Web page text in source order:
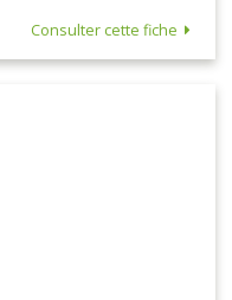
Consulter cette fiche